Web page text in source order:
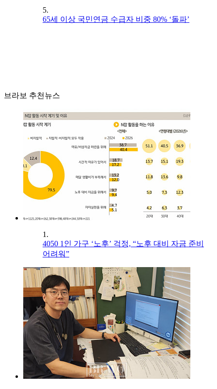
5.
65세 이상 국민연금 수급자 비중 80% ‘돌파’
브라보 추천뉴스
1.
4050 1인 가구 ‘노후’ 걱정, “노후 대비 자금 준비
어려워”